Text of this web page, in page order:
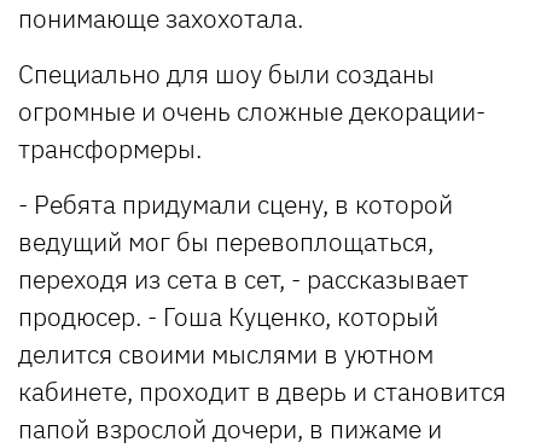
понимающе захохотала.
Специально для шоу были созданы
огромные и очень сложные декорации-
трансформеры.
- Ребята придумали сцену, в которой
ведущий мог бы перевоплощаться,
переходя из сета в сет, - рассказывает
продюсер. - Гоша Куценко, который
делится своими мыслями в уютном
кабинете, проходит в дверь и становится
папой взрослой дочери, в пижаме и